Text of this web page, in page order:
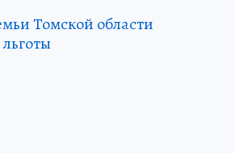
Томской области